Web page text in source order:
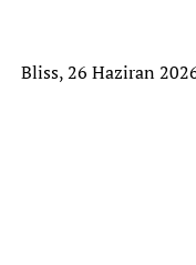
Bliss, 26 Haziran